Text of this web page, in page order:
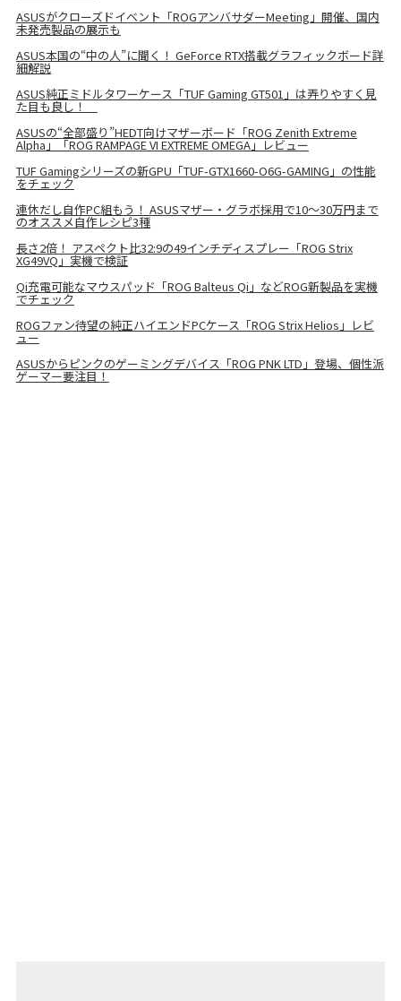
ASUSがクローズドイベント「ROGアンバサダーMeeting」開催、国内
未発売製品の展示も
ASUS本国の“中の人”に聞く！ GeForce RTX搭載グラフィックボード詳
細解説
ASUS純正ミドルタワーケース「TUF Gaming GT501」は弄りやすく見
た目も良し！
ASUSの“全部盛り”HEDT向けマザーボード「ROG Zenith Extreme
Alpha」「ROG RAMPAGE VI EXTREME OMEGA」レビュー
TUF Gamingシリーズの新GPU「TUF-GTX1660-O6G-GAMING」の性能
をチェック
連休だし自作PC組もう！ ASUSマザー・グラボ採用で10～30万円まで
のオススメ自作レシピ3種
長さ2倍！ アスペクト比32:9の49インチディスプレー「ROG Strix
XG49VQ」実機で検証
Qi充電可能なマウスパッド「ROG Balteus Qi」などROG新製品を実機
でチェック
ROGファン待望の純正ハイエンドPCケース「ROG Strix Helios」レビ
ュー
ASUSからピンクのゲーミングデバイス「ROG PNK LTD」登場、個性派
ゲーマー要注目！